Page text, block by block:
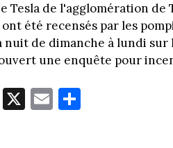
Tesla de l'agglomération de
été recensés par les
nuit de dimanche à lundi
une enquête pour
W
ha
X E
m